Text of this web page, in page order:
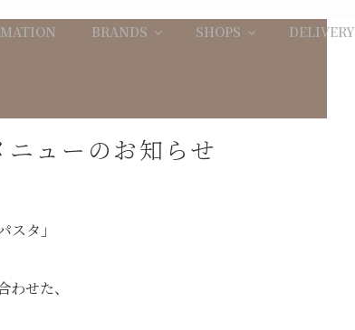
BRANDS SHOPS DELIVERY
ューのお知らせ
タ」
せた、